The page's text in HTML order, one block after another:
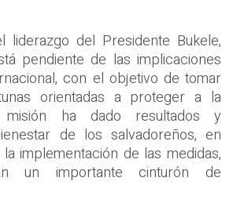
liderazgo del Presidente Bukele,
pendiente de las implicaciones
con el objetivo de tomar
orientadas a proteger a la
misión ha dado resultados y
de los salvadoreños, en
implementación de las medidas,
un importante cinturón de